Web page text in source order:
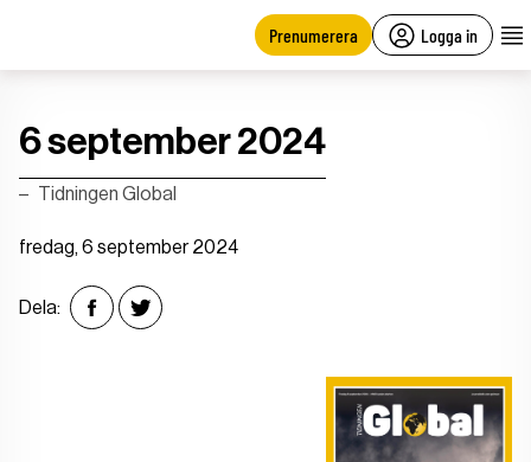
Prenumerera Logga in
6 september 2024
Tidningen Global
fredag, 6 september 2024
Dela: